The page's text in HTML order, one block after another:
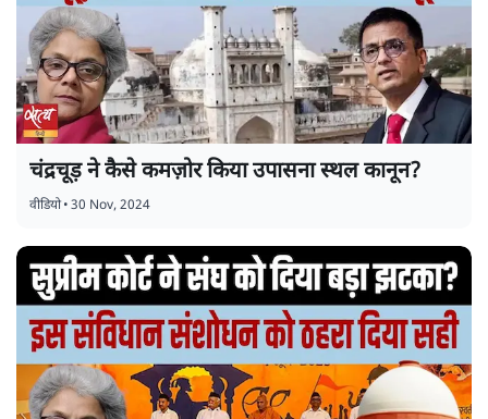
चंद्रचूड़ ने कैसे कमज़ोर किया उपासना स्थल कानून?
वीडियो•30 Nov, 2024